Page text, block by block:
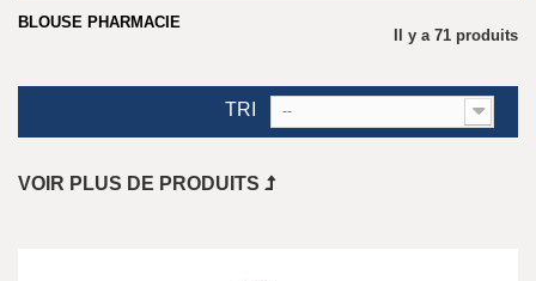
BLOUSE PHARMACIE
Il y a 71 produits
TRI --
VOIR PLUS DE PRODUITS